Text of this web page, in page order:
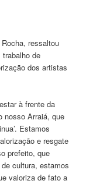
ressaltou
trabalho de
dos artistas
à frente da
nosso Arraiá, que
Estamos
e resgate
prefeito, que
cultura, estamos
valoriza de fato a